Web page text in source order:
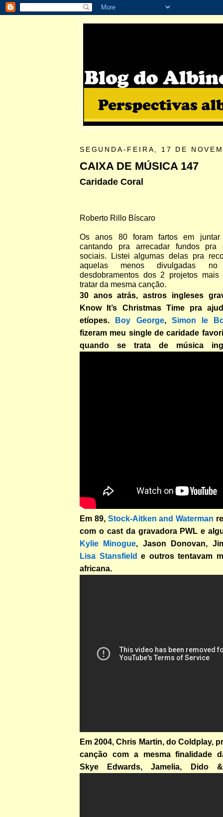
SEGUNDA-FEIRA, 17 DE
CAIXA DE MÚSICA 147
Caridade Coral
Roberto Rillo Bíscaro
Os anos 80 foram fartos em juntar
cantando pra arrecadar fundos pra
sociais. Listei algumas delas pra
aquelas menos divulgadas
desdobramentos dos 2 projetos
tratar da mesma canção.
30 anos atrás, astros ingleses
Know It’s Christmas Time pra
etíopes. Boy George, Simon le
fizeram meu single de caridade
quando se trata de música
Em 89, Stock-Aitken and Waterman
com o cast da gravadora PWL e
Kylie Minogue, Jason Donovan,
Lisa Stansfield e outros tentavam
africana.
Em 2004, Chris Martin, do Coldplay,
canção com a mesma finalidade
Skye Edwards, Jamelia, Dido